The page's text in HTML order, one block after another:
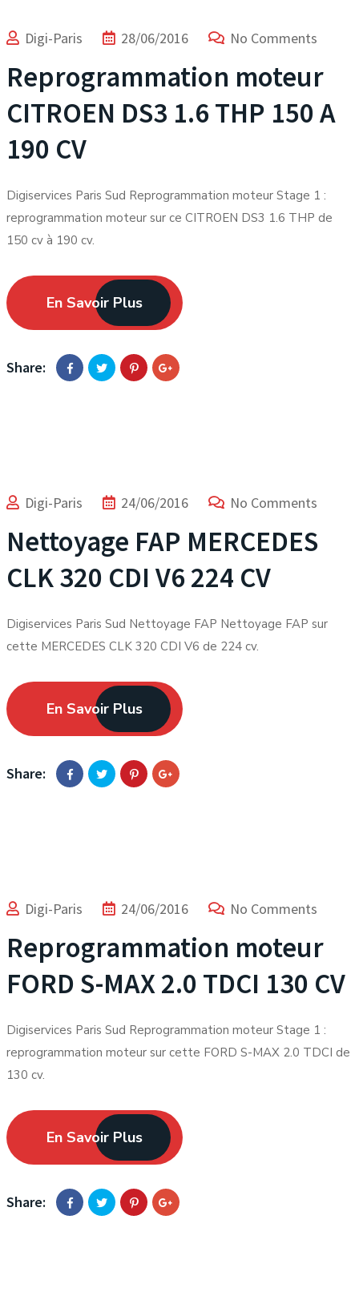
Digi-Paris 28/06/2016 No Comments
Reprogrammation moteur
CITROEN DS3 1.6 THP 150 A
190 CV
Digiservices Paris Sud Reprogrammation moteur Stage 1 :
reprogrammation moteur sur ce CITROEN DS3 1.6 THP de
150 cv à 190 cv.
En Savoir Plus
Share:
Digi-Paris 24/06/2016 No Comments
Nettoyage FAP MERCEDES
CLK 320 CDI V6 224 CV
Digiservices Paris Sud Nettoyage FAP Nettoyage FAP sur
cette MERCEDES CLK 320 CDI V6 de 224 cv.
En Savoir Plus
Share:
Digi-Paris 24/06/2016 No Comments
Reprogrammation moteur
FORD S-MAX 2.0 TDCI 130 CV
Digiservices Paris Sud Reprogrammation moteur Stage 1 :
reprogrammation moteur sur cette FORD S-MAX 2.0 TDCI de
130 cv.
En Savoir Plus
Share: